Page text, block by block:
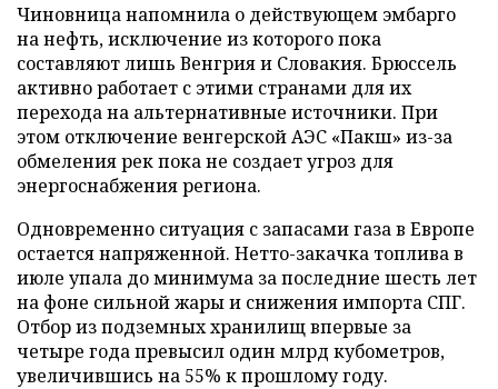
Чиновница напомнила о действующем эмбарго
на нефть, исключение из которого пока
составляют лишь Венгрия и Словакия. Брюссель
активно работает с этими странами для их
перехода на альтернативные источники. При
этом отключение венгерской АЭС «Пакш» из-за
обмеления рек пока не создает угроз для
энергоснабжения региона.
Одновременно ситуация с запасами газа в Европе
остается напряженной. Нетто-закачка топлива в
июле упала до минимума за последние шесть лет
на фоне сильной жары и снижения импорта СПГ.
Отбор из подземных хранилищ впервые за
четыре года превысил один млрд кубометров,
увеличившись на 55% к прошлому году.